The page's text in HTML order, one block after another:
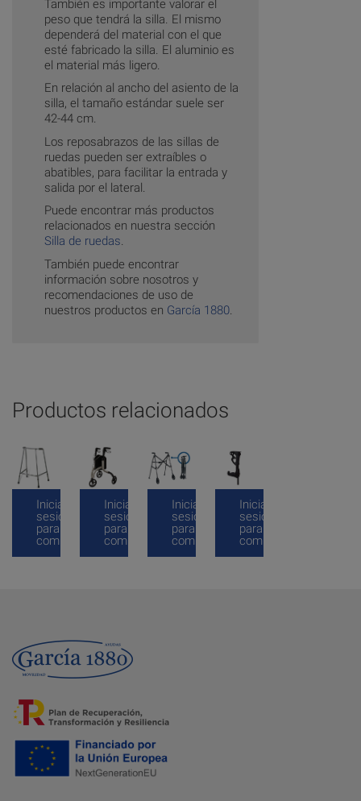
También es importante valorar el
peso que tendrá la silla. El mismo
dependerá del material con el que
esté fabricado la silla. El aluminio es
el material más ligero.
En relación al ancho del asiento de la
silla, el tamaño estándar suele ser
42-44 cm.
Los reposabrazos de las sillas de
ruedas pueden ser extraíbles o
abatibles, para facilitar la entrada y
salida por el lateral.
Puede encontrar más productos
relacionados en nuestra sección
Silla de ruedas.
También puede encontrar
información sobre nosotros y
recomendaciones de uso de
nuestros productos en García 1880
Productos relacionados
Inicia
sesión
para
comprar
Inicia
sesión
para
comprar
Inicia
sesión
para
comprar
Inicia
sesión
para
comprar